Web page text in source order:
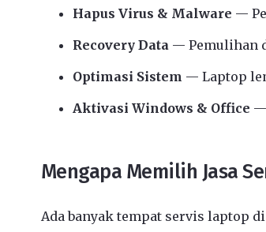
Hapus Virus & Malware —
Recovery Data — Pemulihan
Optimasi Sistem — Laptop
Aktivasi Windows & Office —
Mengapa Memilih Jasa
Ada banyak tempat servis laptop